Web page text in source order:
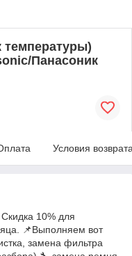
температуры)
Панасоник
Условия
10% для
📌Выполняем вот
замена фильтра